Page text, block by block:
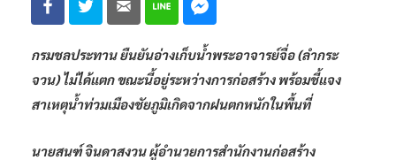
กรมชลประทาน ยืนยันอ่างเก็บน้ำพระอาจารย์จื่อ (ลำกระ
จวน) ไม่ได้แตก ขณะนี้อยู่ระหว่างการก่อสร้าง พร้อมชี้แจง
สาเหตุน้ำท่วมเมืองชัยภูมิเกิดจากฝนตกหนักในพื้นที่
นายสนฑ์ จินดาสงวน ผู้อำนวยการสำนักงานก่อสร้าง